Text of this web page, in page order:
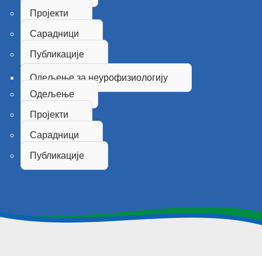
Пројекти
Сарадници
Публикације
Одељење за неурофизиологију
Одељење
Пројекти
Сарадници
Публикације